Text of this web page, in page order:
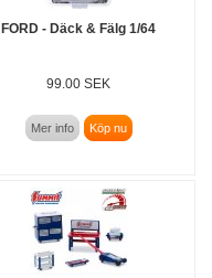
FORD - Däck & Fälg 1/64
99.00 SEK
Mer info Köp nu